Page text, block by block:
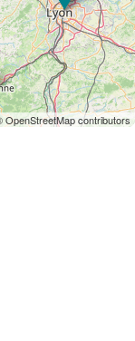
OpenStreetMap contributors